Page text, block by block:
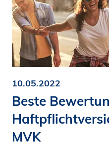
10.05.2022
Beste
MVK